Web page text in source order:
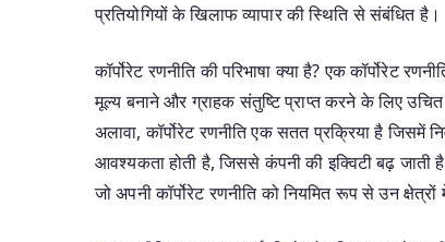
प्रतियोगियों के खिलाफ व्यापार की स्थिति से संबंधित है।
कॉर्पोरेट रणनीति की परिभाषा क्या है? एक कॉर्पोरेट
मूल्य बनाने और ग्राहक संतुष्टि प्राप्त करने के लिए
अलावा, कॉर्पोरेट रणनीति एक सतत प्रक्रिया है
आवश्यकता होती है, जिससे कंपनी की इक्विटी बढ़
जो अपनी कॉर्पोरेट रणनीति को नियमित रूप से उन